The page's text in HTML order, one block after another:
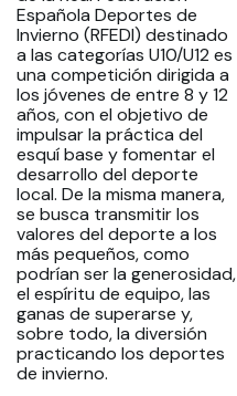
Española Deportes de
Invierno (RFEDI) destinado
a las categorías U10/U12 es
una competición dirigida a
los jóvenes de entre 8 y 12
años, con el objetivo de
impulsar la práctica del
esquí base y fomentar el
desarrollo del deporte
local. De la misma manera,
se busca transmitir los
valores del deporte a los
más pequeños, como
podrían ser la generosidad,
el espíritu de equipo, las
ganas de superarse y,
sobre todo, la diversión
practicando los deportes
de invierno.